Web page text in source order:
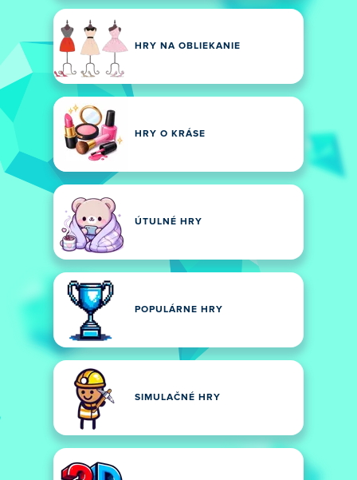
HRY NA OBLIEKANIE
HRY O KRÁSE
ÚTULNÉ HRY
POPULÁRNE HRY
SIMULAČNÉ HRY